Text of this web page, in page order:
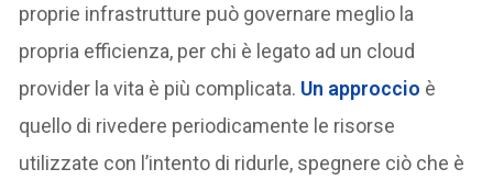
proprie infrastrutture può governare meglio la
propria efficienza, per chi è legato ad un cloud
provider la vita è più complicata. Un approccio è
quello di rivedere periodicamente le risorse
utilizzate con l’intento di ridurle, spegnere ciò che è